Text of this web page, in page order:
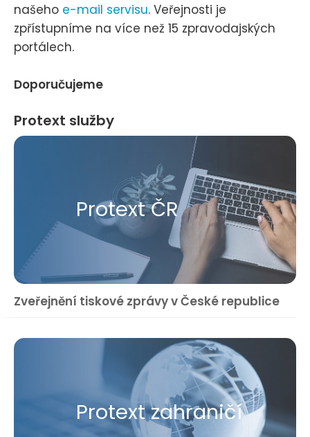
našeho e-mail servisu. Veřejnosti je
zpřístupníme na více než 15 zpravodajských
portálech.
Doporučujeme
Protext služby
Protext ČR
Zveřejnění tiskové zprávy v České republice
Protext zahraničí